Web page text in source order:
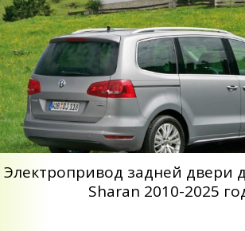
Электропривод задней двери
Sharan 2010-2025